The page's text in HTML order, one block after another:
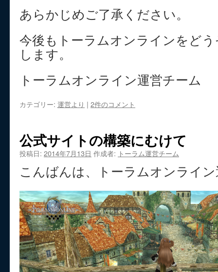
あらかじめご了承ください。
今後もトーラムオンラインをど
します。
トーラムオンライン運営チーム
カテゴリー: 運営より | 2件のコメント
公式サイトの構築にむけて
投稿日: 2014年7月13日 作成者: トーラム運営チーム
こんばんは、トーラムオンライ